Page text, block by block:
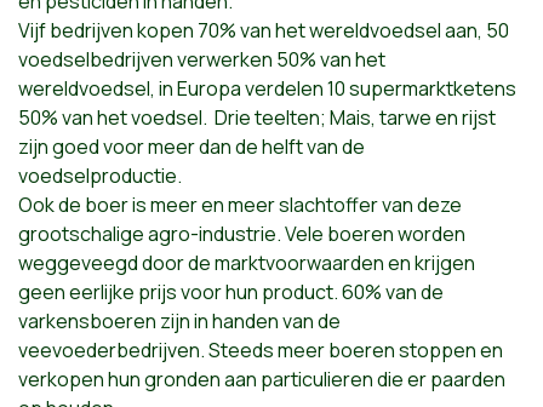
Vijf bedrijven kopen 70% van het wereldvoedsel aan, 50
voedselbedrijven verwerken 50% van het
wereldvoedsel, in Europa verdelen 10 supermarktketens
50% van het voedsel. Drie teelten; Mais, tarwe en rijst
zijn goed voor meer dan de helft van de
voedselproductie.
Ook de boer is meer en meer slachtoffer van deze
grootschalige agro-industrie. Vele boeren worden
weggeveegd door de marktvoorwaarden en krijgen
geen eerlijke prijs voor hun product. 60% van de
varkensboeren zijn in handen van de
veevoederbedrijven. Steeds meer boeren stoppen en
verkopen hun gronden aan particulieren die er paarden